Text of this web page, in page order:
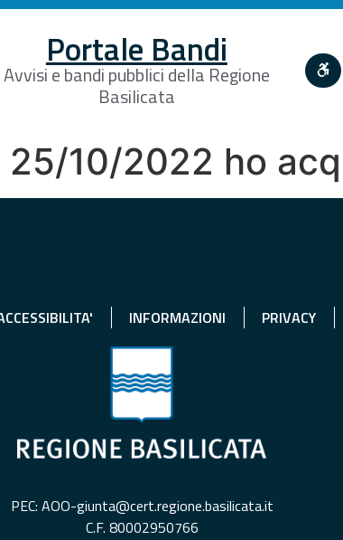
Portale Bandi
Avvisi e bandi pubblici della Regione
Basilicata
25/10/2022 ho
INFORMAZIONI PRIVACY
PEC: AOO-giunta@cert.regione.basilicata.it
C.F. 80002950766